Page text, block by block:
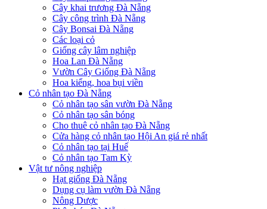
Cây khai trương Đà Nẵng
Cây công trình Đà Nẵng
Cây Bonsai Đà Nẵng
Các loại cỏ
Giống cây lâm nghiệp
Hoa Lan Đà Nẵng
Vườn Cây Giống Đà Nẵng
Hoa kiểng, hoa bụi viền
Cỏ nhân tạo Đà Nẵng
Cỏ nhân tạo sân vườn Đà Nẵng
Cỏ nhân tạo sân bóng
Cho thuê cỏ nhân tạo Đà Nẵng
Cửa hàng cỏ nhân tạo Hội An giá rẻ nhất
Cỏ nhân tạo tại Huế
Cỏ nhân tạo Tam Kỳ
Vật tư nông nghiệp
Hạt giống Đà Nẵng
Dụng cụ làm vườn Đà Nẵng
Nông Dược